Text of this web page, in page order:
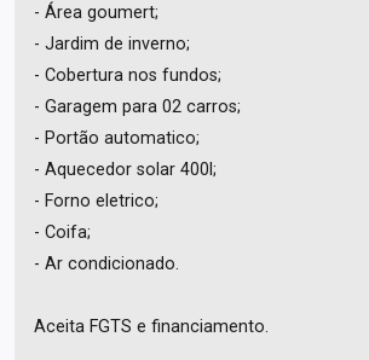
- Área goumert;
- Jardim de inverno;
- Cobertura nos fundos;
- Garagem para 02 carros;
- Portão automatico;
- Aquecedor solar 400l;
- Forno eletrico;
- Coifa;
- Ar condicionado.
Aceita FGTS e financiamento.